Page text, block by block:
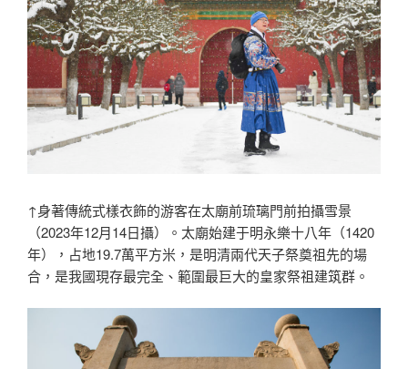
↑身著傳統式樣衣飾的游客在太廟前琉璃門前拍攝雪景
（2023年12月14日攝）。太廟始建于明永樂十八年（1420
年），占地19.7萬平方米，是明清兩代天子祭奠祖先的場
合，是我國現存最完全、範圍最巨大的皇家祭祖建筑群。